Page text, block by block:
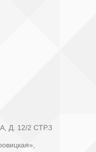
Д. 12/2 СТР.3